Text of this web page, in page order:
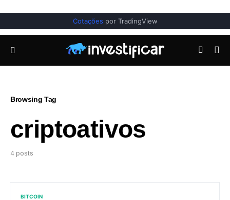
Cotações por TradingView
Browsing Tag
criptoativos
4 posts
BITCOIN